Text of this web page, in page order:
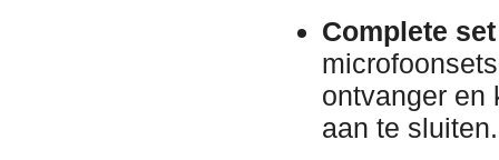
Complete
ontvanger en
aan te sluiten.